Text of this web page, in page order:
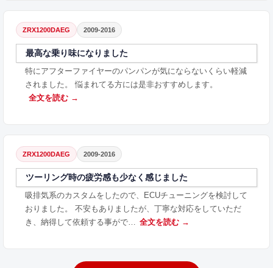
ZRX1200DAEG 2009-2016
最高な乗り味になりました
特にアフターファイヤーのパンパンが気にならないくらい軽減
されました。 悩まれてる方には是非おすすめします。
全文を読む →
ZRX1200DAEG 2009-2016
ツーリング時の疲労感も少なく感じました
吸排気系のカスタムをしたので、ECUチューニングを検討して
おりました。 不安もありましたが、丁寧な対応をしていただ
き、納得して依頼する事がで…
全文を読む →